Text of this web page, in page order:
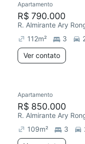
Apartamento
R$ 790.000
R. Almirante Ary
112m² 3
Ver contato
Apartamento
R$ 850.000
R. Almirante Ary
109m² 3